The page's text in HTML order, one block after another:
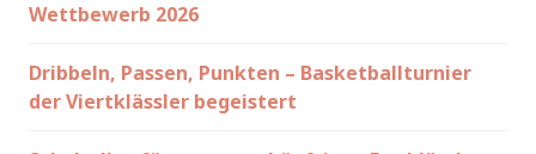
Wettbewerb 2026
Dribbeln, Passen, Punkten – Basketballturnier
der Viertklässler begeistert